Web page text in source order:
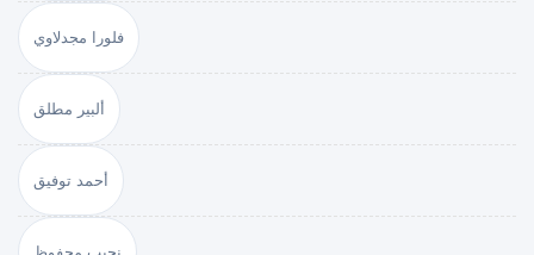
فلورا مجدلاوي
ألبير مطلق
أحمد توفيق